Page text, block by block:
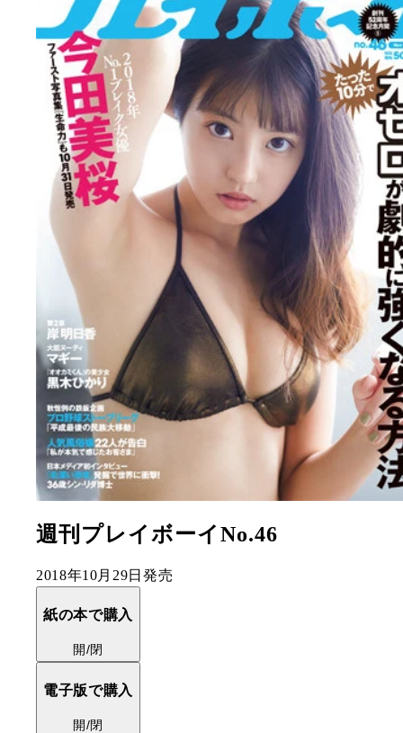
週刊プレイボーイNo.46
2018年10月29日発売
紙の本で購入
開/閉
電子版で購入
開/閉